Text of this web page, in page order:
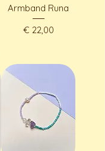
Armband Runa
Preis
€ 22,00